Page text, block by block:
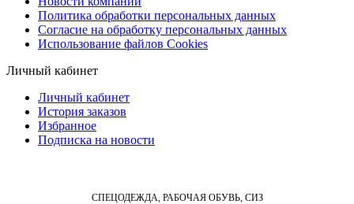
Политика обработки персональных данных
Согласие на обработку персональных данных
Использование файлов Cookies
Личный кабинет
Личный кабинет
История заказов
Избранное
Подписка на новости
СПЕЦОДЕЖДА, РАБОЧАЯ ОБУВЬ, СИЗ